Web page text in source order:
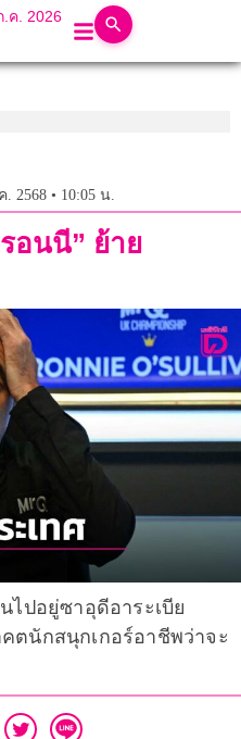
.ค. 2026
. 2568 • 10:05 น.
อนนี” ย้าย
ไปอยู่ซาอุดีอาระเบีย
ตนักสนุกเกอร์อาชีพว่าจะ